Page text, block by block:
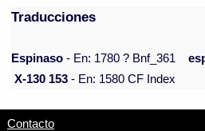
Traducciones
Espinaso - En: 1780 ? Bnf_361
X-130 153 - En: 1580 CF Index
Contacto